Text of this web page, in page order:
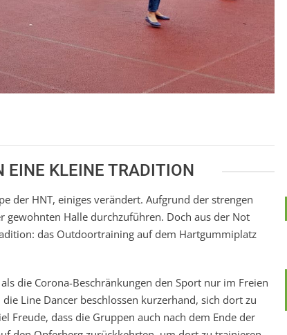
EINE KLEINE TRADITION
der HNT, einiges verändert. Aufgrund der strengen
gewohnten Halle durchzuführen. Doch aus der Not
das Outdoortraining auf dem Hartgummiplatz
die Corona-Beschränkungen den Sport nur im Freien
Line Dancer beschlossen kurzerhand, sich dort zu
Freude, dass die Gruppen auch nach dem Ende der